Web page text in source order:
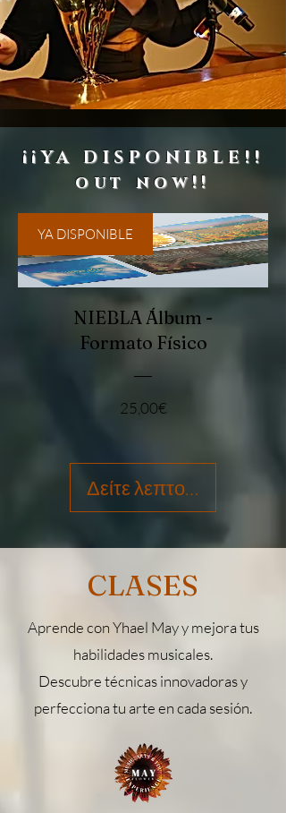
¡¡YA DISPONIBLE!!
out now!!
YA DISPONIBLE
NIEBLA Álbum -
Formato Físico
25,00€Τιμή
Δείτε λεπτομέρειες
CLASES
Aprende con Yhael May y mejora tus
habilidades musicales.
Descubre técnicas innovadoras y
perfecciona tu arte en cada sesión.